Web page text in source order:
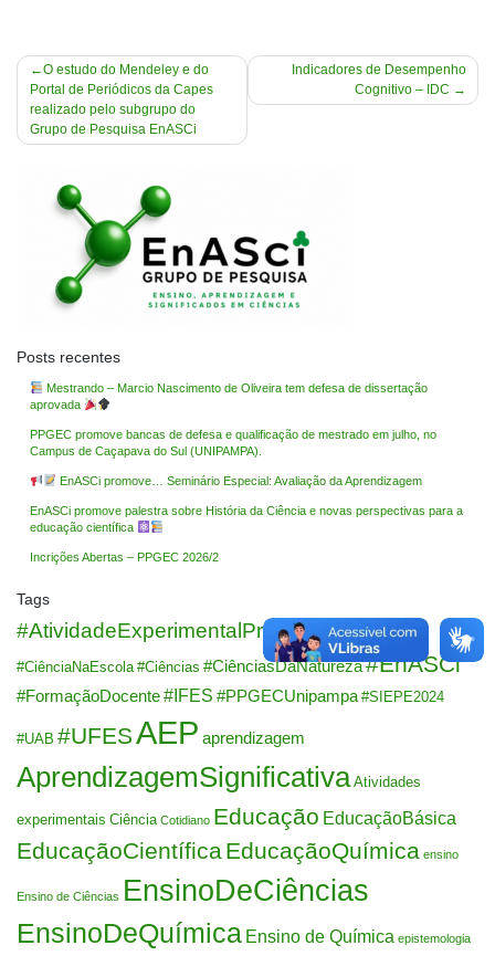
Navegação
de
Post
O estudo do Mendeley e do
Portal de Periódicos da Capes
realizado pelo subgrupo do
Grupo de Pesquisa EnASCi
Indicadores de Desempenho
Cognitivo – IDC
Posts recentes
Mestrando – Marcio Nascimento de Oliveira tem defesa de dissertação
aprovada
PPGEC promove bancas de defesa e qualificação de mestrado em julho, no
Campus de Caçapava do Sul (UNIPAMPA).
EnASCi promove… Seminário Especial: Avaliação da Aprendizagem
EnASCi promove palestra sobre História da Ciência e novas perspectivas para a
educação científica
Incrições Abertas – PPGEC 2026/2
Tags
#AtividadeExperimentalProblematizada
#CiênciaNaEscola #Ciências #CiênciasDaNatureza#EnASCi
#FormaçãoDocente#IFES #PPGECUnipampa #SIEPE2024
#UAB #UFES AEP aprendizagem
AprendizagemSignificativa Atividades
experimentais Ciência Cotidiano Educação EducaçãoBásica
EducaçãoCientíficaEducaçãoQuímica ensino
Ensino de Ciências EnsinoDeCiências
EnsinoDeQuímica Ensino de Química epistemologia